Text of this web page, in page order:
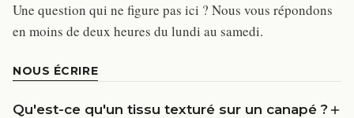
Une question qui ne figure pas ici ? Nous vous répondons
en moins de deux heures du lundi au samedi.
NOUS ÉCRIRE
Qu'est-ce qu'un tissu texturé sur un canapé ?